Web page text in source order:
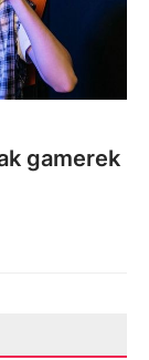
gamerek